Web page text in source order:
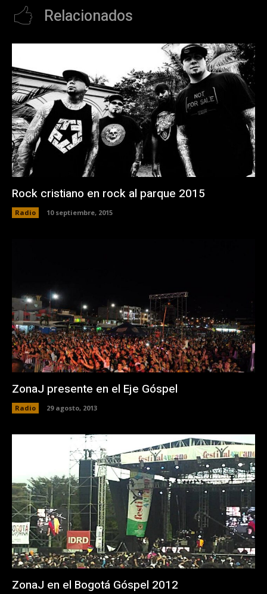
Relacionados
Rock cristiano en rock al parque 2015
Radio 10 septiembre, 2015
ZonaJ presente en el Eje Góspel
Radio 29 agosto, 2013
ZonaJ en el Bogotá Góspel 2012